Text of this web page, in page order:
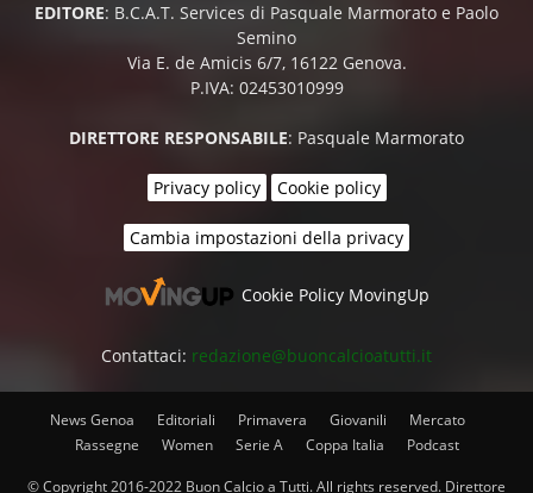
EDITORE: B.C.A.T. Services di Pasquale Marmorato e Paolo
Semino
Via E. de Amicis 6/7, 16122 Genova.
P.IVA: 02453010999
DIRETTORE RESPONSABILE: Pasquale Marmorato
Privacy policy Cookie policy
Cambia impostazioni della privacy
Cookie Policy MovingUp
Contattaci: redazione@buoncalcioatutti.it
News Genoa Editoriali Primavera Giovanili
Mercato
Rassegne
Women Serie A Coppa Italia Podcast
© Copyright 2016-2022 Buon Calcio a Tutti. All rights reserved. Direttore